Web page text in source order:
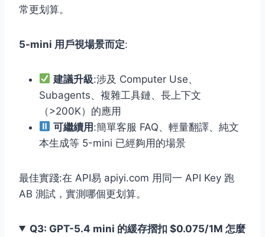
常更划算。
5-mini 用戶視場景而定:
建議升級:涉及 Computer Use、
Subagents、複雜工具鏈、長上下文
（>200K）的應用
可繼續用:簡單客服 FAQ、輕量翻譯、純文
本生成等 5-mini 已經夠用的場景
最佳實踐:在 API易 apiyi.com 用同一 API Key 跑
AB 測試，實測哪個更划算。
Q3: GPT-5.4 mini 的緩存摺扣 $0.075/1M 怎麼